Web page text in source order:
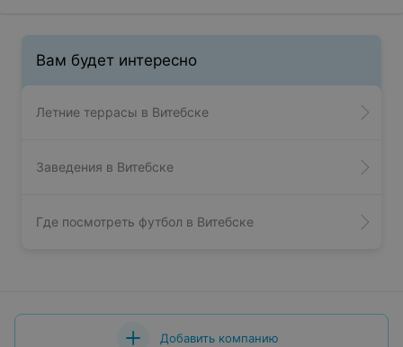
Вам будет интересно
Летние террасы в Витебске
Заведения в Витебске
Где посмотреть футбол в Витебске
Добавить компанию